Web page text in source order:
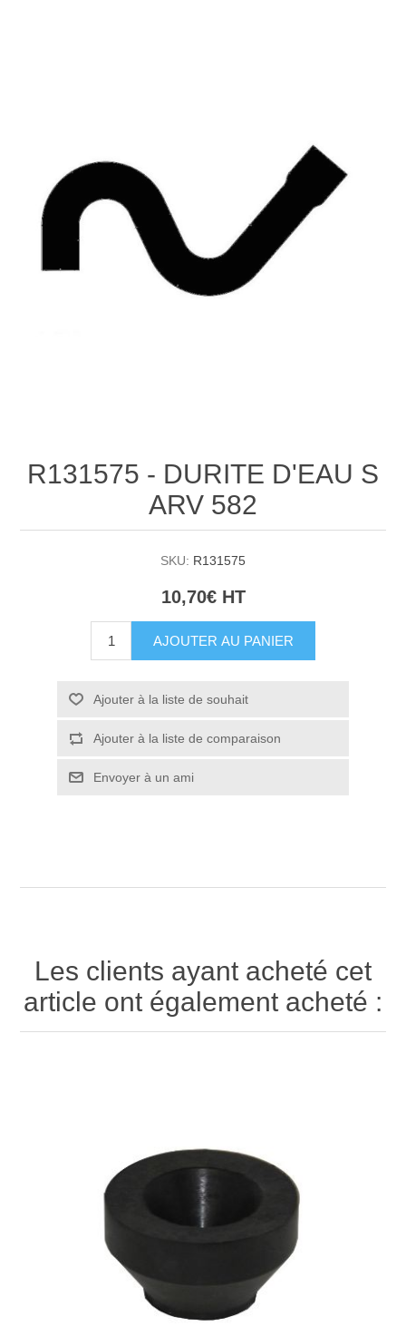
R131575 - DURITE D'EAU S
ARV 582
SKU: R131575
10,70€ HT
AJOUTER AU PANIER
Ajouter à la liste de souhait
Ajouter à la liste de comparaison
Envoyer à un ami
Les clients ayant acheté cet
article ont également acheté :